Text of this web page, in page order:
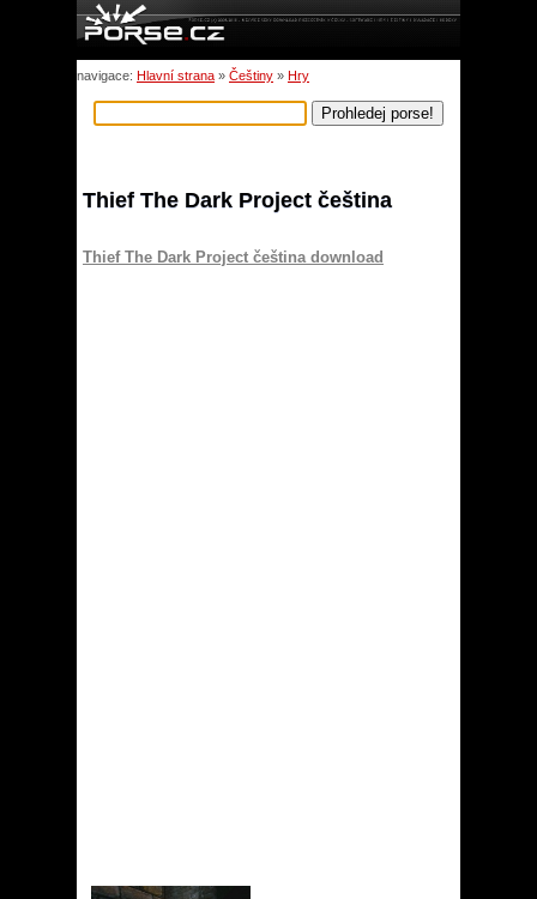
navigace: Hlavní strana » Češtiny » Hry
Thief The Dark Project čeština
Thief The Dark Project čeština download